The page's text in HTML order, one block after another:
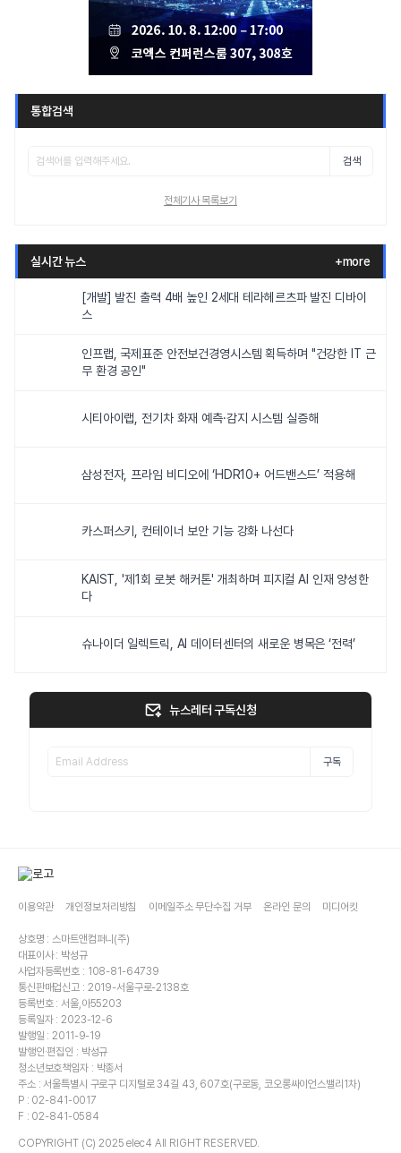
통합검색
검색
전체기사 목록보기
실시간 뉴스 +more
[개발] 발진 출력 4배 높인 2세대 테라헤르츠파 발진 디바이
스
인프랩, 국제표준 안전보건경영시스템 획득하며 "건강한 IT 근
무 환경 공인"
시티아이랩, 전기차 화재 예측·감지 시스템 실증해
삼성전자, 프라임 비디오에 ‘HDR10+ 어드밴스드’ 적용해
카스퍼스키, 컨테이너 보안 기능 강화 나선다
KAIST, '제1회 로봇 해커톤' 개최하며 피지컬 AI 인재 양성한
다
슈나이더 일렉트릭, AI 데이터센터의 새로운 병목은 ‘전력’
뉴스레터 구독신청
구독
이용약관 개인정보처리방침 이메일주소 무단수집 거부 온라인 문의 미디어킷
상호명 : 스마트앤컴퍼니(주)
대표이사 : 박성규
사업자등록번호 : 108-81-64739
통신판매업신고 : 2019-서울구로-2138호
등록번호 : 서울,아55203
등록일자 : 2023-12-6
발행일 : 2011-9-19
발행인·편집인 : 박성규
청소년보호책임자 : 박종서
주소 : 서울특별시 구로구 디지털로 34길 43, 607호(구로동, 코오롱싸이언스밸리1차)
P : 02-841-0017
F : 02-841-0584
COPYRIGHT (C) 2025 elec4 All RIGHT RESERVED.